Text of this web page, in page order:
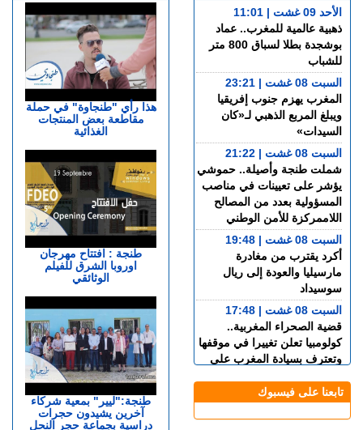
هذا رأي "طنجاوة" في حملة
مقاطعة بعض المنتجات
الغذائية
طنجة : افتتاح مهرجان
اوروبا الشرق للفيلم
الوثائقي
طنجة:"ليير" بمعية شركاء
آخرين يشيدون حجرات
دراسية بجماعة حجر النحل
الأحد 09 غشت | 11:01
ذهبية عالمية للمغرب.. عماد
بوشجدة بطلا لسباق 800 متر
للشباب
السبت 08 غشت | 23:21
المغرب يهزم جنوب إفريقيا
ويبلغ المربع الذهبي لـ«كان
السيدات»
السبت 08 غشت | 21:22
شملت طنجة وأصيلة.. حموشي
يؤشر على تعيينات في مناصب
المسؤولية بعدد من المصالح
اللاممركزة للأمن الوطني
السبت 08 غشت | 19:48
أكرد يقترب من مغادرة
مارسيليا والعودة إلى ريال
سوسيداد
السبت 08 غشت | 17:48
قضية الصحراء المغربية..
كولومبيا تعلن تغييرا في موقفها
وتعترف بسيادة المغرب على
السبت 08 غشت | 15:47
تابعنا على فيسبوك